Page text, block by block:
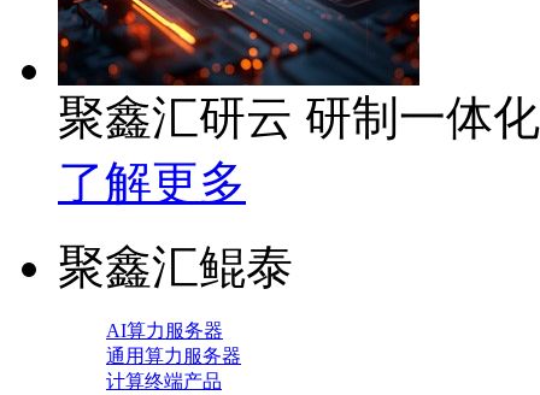
聚鑫汇研云 研制一体
了解更多
聚鑫汇鲲泰
AI算力服务器
通用算力服务器
计算终端产品